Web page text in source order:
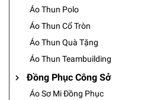
Áo Thun Polo
Áo Thun Cổ Tròn
Áo Thun Quà Tặng
Áo Thun Teambuilding
Đồng Phục Công Sở
Áo Sơ Mi Đồng Phục